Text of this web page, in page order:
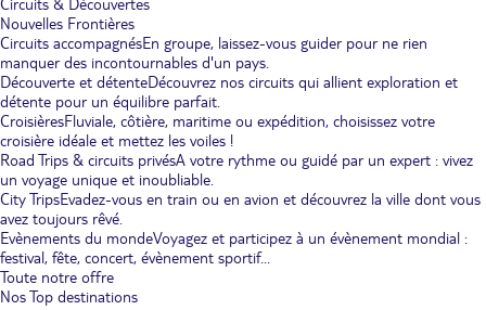
Circuits & Découvertes
Nouvelles Frontières
Circuits accompagnésEn groupe, laissez-vous guider pour ne rien
manquer des incontournables d'un pays.
Découverte et détenteDécouvrez nos circuits qui allient exploration et
détente pour un équilibre parfait.
CroisièresFluviale, côtière, maritime ou expédition, choisissez votre
croisière idéale et mettez les voiles !
Road Trips & circuits privésA votre rythme ou guidé par un expert : vivez
un voyage unique et inoubliable.
City TripsEvadez-vous en train ou en avion et découvrez la ville dont vous
avez toujours rêvé.
Evènements du mondeVoyagez et participez à un évènement mondial :
festival, fête, concert, évènement sportif...
Toute notre offre
Nos Top destinations